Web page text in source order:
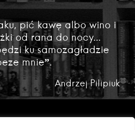
pić kawę albo wino i
od rana do nocy...
ku samozagładzie
mnie”.
Andrzej Pilipiuk